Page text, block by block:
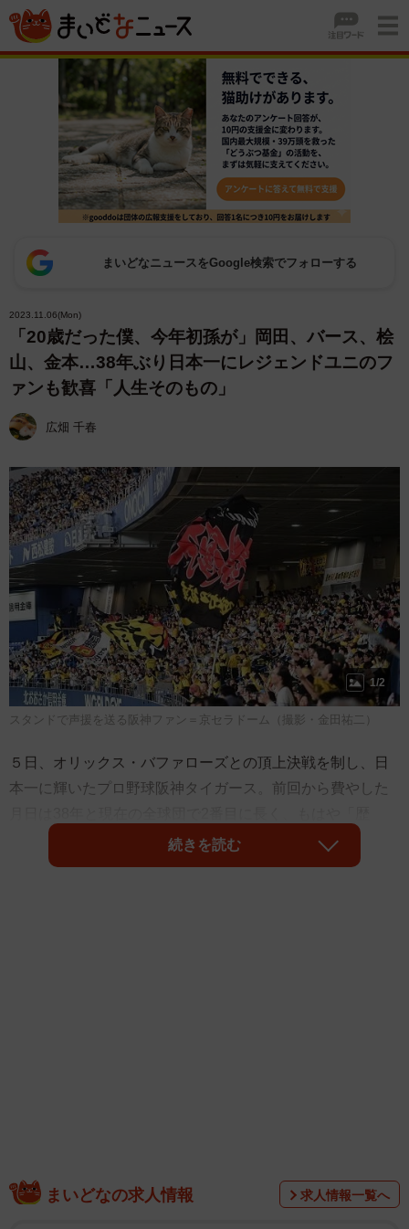
まいどなニュースをGoogle検索でフォローする
2023.11.06(Mon)
「20歳だった僕、今年初孫が」岡田、バース、桧
山、金本…38年ぶり日本一にレジェンドユニのフ
ァンも歓喜「人生そのもの」
広畑 千春
1/2
スタンドで声援を送る阪神ファン＝京セラドーム（撮影・金田祐二）
５日、オリックス・バファローズとの頂上決戦を制し、日
本一に輝いたプロ野球阪神タイガース。前回から費やした
史」。万年最下位の暗黒時代に、2003、2005、そして下克
上で進出した2014年と三度パ王者にはね返され、時代は昭
続きを読む
まいどなの求人情報 求人情報一覧へ